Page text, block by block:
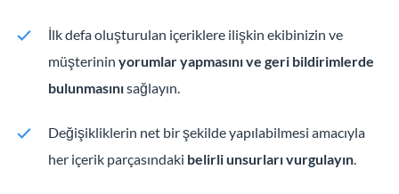
İlk defa oluşturulan içeriklere ilişkin ekibinizin ve
müşterinin yorumlar yapmasını ve geri bildirimlerde
bulunmasınısağlayın.
Değişikliklerin net bir şekilde yapılabilmesi amacıyla
her içerik parçasındaki belirli unsurları vurgulayın